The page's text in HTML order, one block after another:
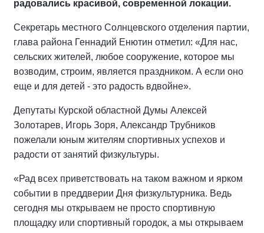
радовались красивой, современной локации.
Секретарь местного Солнцевского отделения партии,
глава района Геннадий Енютин отметил: «Для нас,
сельских жителей, любое сооружение, которое мы
возводим, строим, является праздником. А если оно
еще и для детей - это радость вдвойне».
Депутаты Курской областной Думы Алексей
Золотарев, Игорь Зоря, Александр Трубников
пожелали юным жителям спортивных успехов и
радости от занятий физкультуры.
«Рад всех приветствовать на таком важном и ярком
событии в преддверии Дня физкультурника. Ведь
сегодня мы открываем не просто спортивную
площадку или спортивный городок, а мы открываем